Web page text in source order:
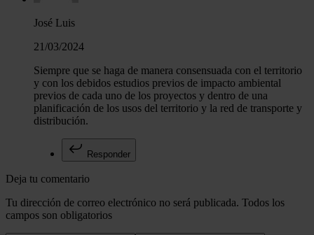
José Luis
21/03/2024
Siempre que se haga de manera consensuada con el territorio
y con los debidos estudios previos de impacto ambiental
previos de cada uno de los proyectos y dentro de una
planificación de los usos del territorio y la red de transporte y
distribución.
Responder
Deja tu comentario
Tu dirección de correo electrónico no será publicada. Todos los
campos son obligatorios